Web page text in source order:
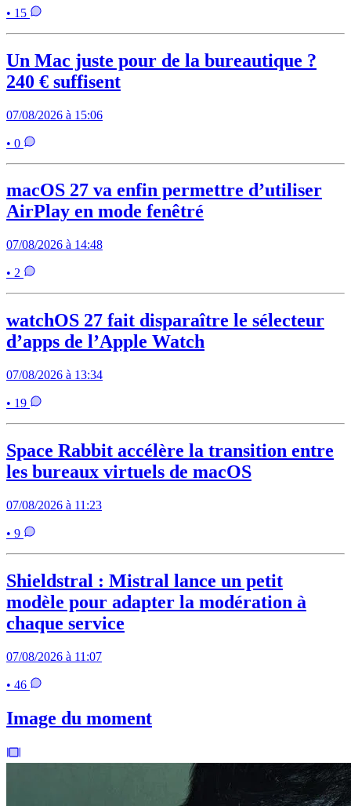
• 15
Un Mac juste pour de la bureautique ?
240 € suffisent
07/08/2026 à 15:06
• 0
macOS 27 va enfin permettre d’utiliser
AirPlay en mode fenêtré
07/08/2026 à 14:48
• 2
watchOS 27 fait disparaître le sélecteur
d’apps de l’Apple Watch
07/08/2026 à 13:34
• 19
Space Rabbit accélère la transition entre
les bureaux virtuels de macOS
07/08/2026 à 11:23
• 9
Shieldstral : Mistral lance un petit
modèle pour adapter la modération à
chaque service
07/08/2026 à 11:07
• 46
Image du moment